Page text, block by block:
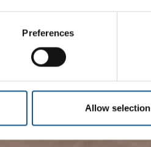
Preferences
Allow selection